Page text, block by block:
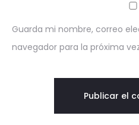
Guarda mi nombre, correo
navegador para la próxima